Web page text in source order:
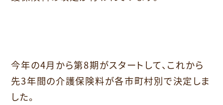
今年の4月から第8期がスタートして、これから
先3年間の介護保険料が各市町村別で決定しま
した。